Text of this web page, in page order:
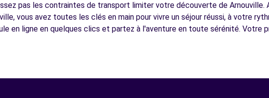
pas les contraintes de transport limiter votre découverte de Arnouville.
vous avez toutes les clés en main pour vivre un séjour réussi, à votre
en ligne en quelques clics et partez à l'aventure en toute sérénité. Votre